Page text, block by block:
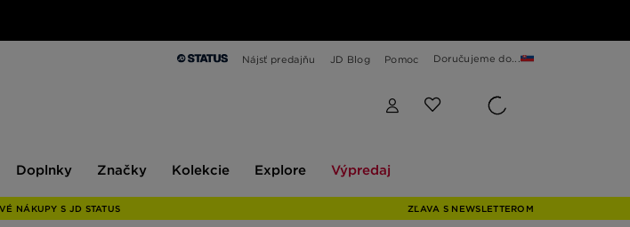
Nájsť predajňu JD Blog Pomoc Doručujeme do...
Doplnky Značky Kolekcie Explore Výpredaj
NÁKUPY S JD STATUS ZĽAVA S NEWSLETTEROM